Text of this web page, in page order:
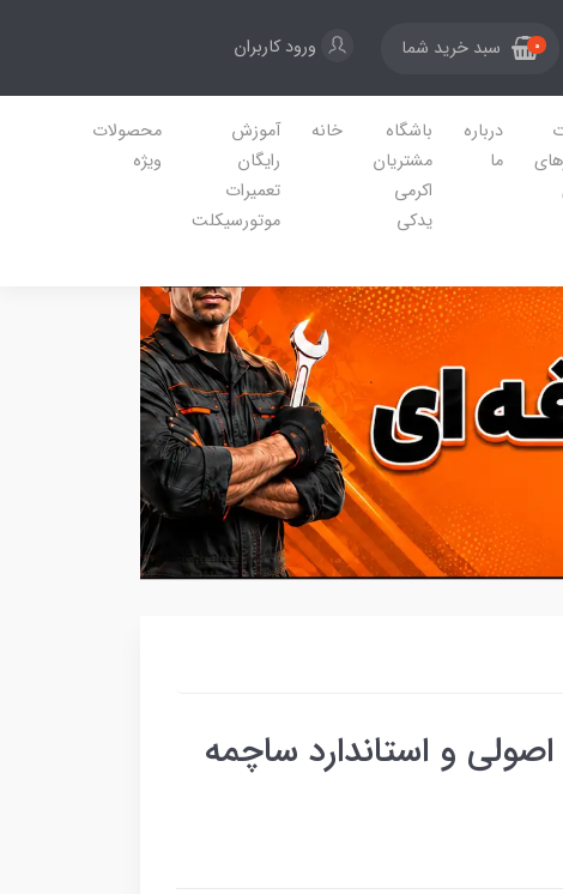
0 سبد خرید شما ورود کاربران
درباره
ما
باشگاه
مشتریان
اکرمی
یدکی
خانه
آموزش
رایگان
تعمیرات
موتورسیکلت
محصولات
ویژه
و استاندارد ساچمه